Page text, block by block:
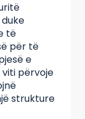
të
për të
e
përvoje
strukture